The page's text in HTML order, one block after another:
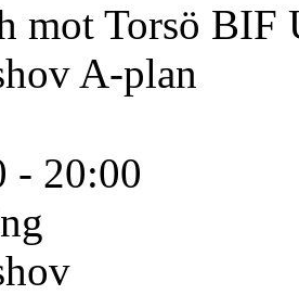
mot Torsö BIF
A-plan
- 20:00